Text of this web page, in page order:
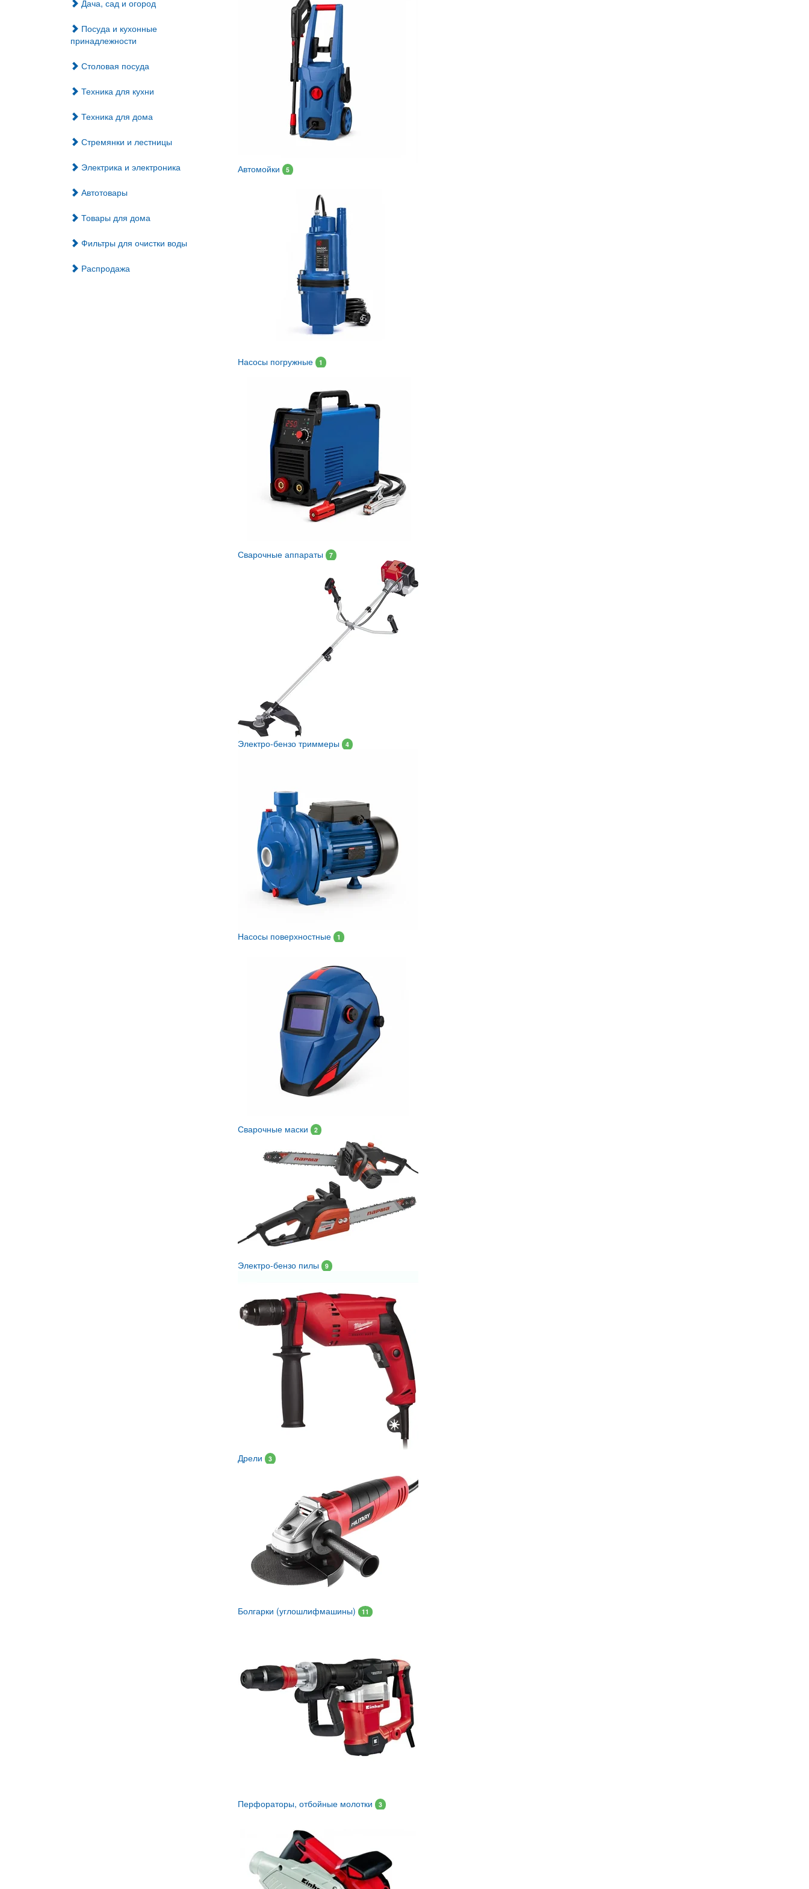
Дача, сад и огород
Посуда и кухонные
принадлежности
Столовая посуда
Техника для кухни
Техника для дома
Стремянки и лестницы
Электрика и электроника
Автотовары
Товары для дома
Фильтры для очистки воды
Распродажа
Автомойки 5
Насосы погружные 1
Сварочные аппараты 7
Электро-бензо триммеры 4
Насосы поверхностные 1
Сварочные маски 2
Электро-бензо пилы 9
Дрели 3
Болгарки (углошлифмашины) 11
Перфораторы, отбойные молотки 3